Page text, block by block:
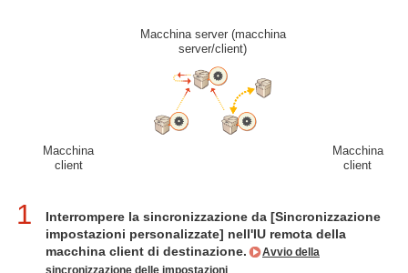
Macchina server (macchina
server/client)
Macchina
client
Macchina
client
1
Interrompere la sincronizzazione da [Sincronizzazione
impostazioni personalizzate] nell'IU remota della
macchina client di destinazione.
Avvio della
sincronizzazione delle impostazioni